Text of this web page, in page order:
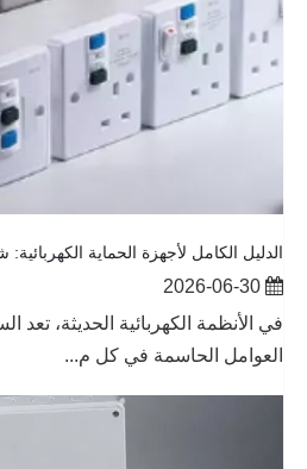
في الأنظمة الكهربائية الحديثة، تعد
العوامل الحاسمة في كل م...